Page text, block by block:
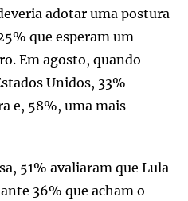
adotar uma postura
que esperam um
Em agosto, quando
Unidos, 33%
e, 58%, uma mais
51% avaliaram que Lula
36% que acham o